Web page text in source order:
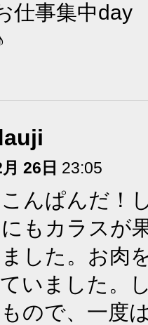
仕事集中day
26日 23:05
んぱんだ！
もカラスが
した。お肉
いました。
ので、一度